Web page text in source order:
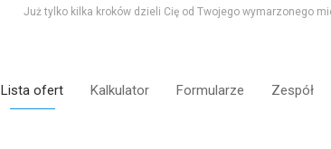
Już tylko kilka kroków dzieli Cię od Twojego wymarzonego
Lista ofert Kalkulator Formularze Zespół